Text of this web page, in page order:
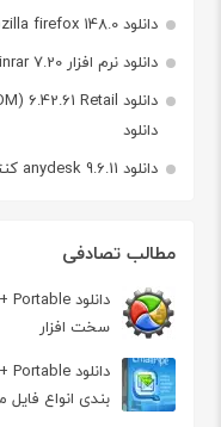
دانلود mozilla firefox 148.0 مرورگر موزیلا فایرفاکس
دانلود نرم افزار winrar 7.20 وین رار
دانلود
دانلود anydesk 9.6.11 کنترل ویندوز از راه دور
مطالب تصادفی
سخت افزار
بندی انواع فایل